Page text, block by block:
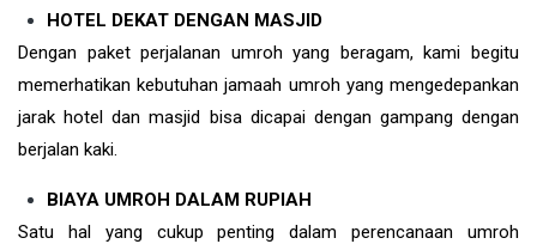
HOTEL DEKAT DENGAN MASJID
Dengan paket perjalanan umroh yang beragam, kami begitu
memerhatikan kebutuhan jamaah umroh yang mengedepankan
jarak hotel dan masjid bisa dicapai dengan gampang dengan
berjalan kaki.
BIAYA UMROH DALAM RUPIAH
Satu hal yang cukup penting dalam perencanaan umroh